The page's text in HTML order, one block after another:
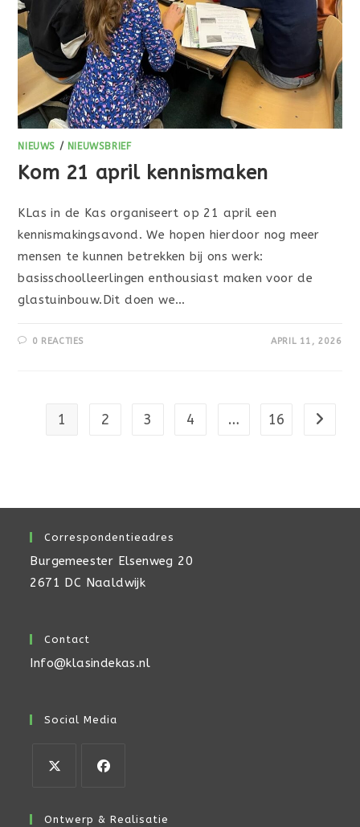
NIEUWS / NIEUWSBRIEF
Kom 21 april kennismaken
KLas in de Kas organiseert op 21 april een
kennismakingsavond. We hopen hierdoor nog meer
mensen te kunnen betrekken bij ons werk:
basisschoolleerlingen enthousiast maken voor de
glastuinbouw.Dit doen we…
0 REACTIES APRIL 11, 2026
1 2 3 4 … 16 Naar
Correspondentieadres
Burgemeester Elsenweg 20
2671 DC Naaldwijk
Contact
Info@klasindekas.nl
Social Media
in
in
Ontwerp & Realisatie